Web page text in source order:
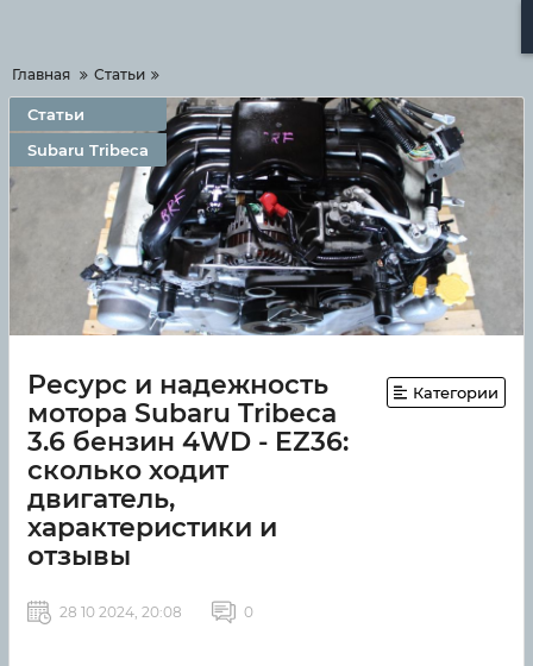
Главная Статьи
Статьи
Subaru Tribeca
Ресурс и надежность
мотора Subaru Tribeca
3.6 бензин 4WD - EZ36:
сколько ходит
двигатель,
характеристики и
отзывы
Категории
28 10 2024, 20:08 0